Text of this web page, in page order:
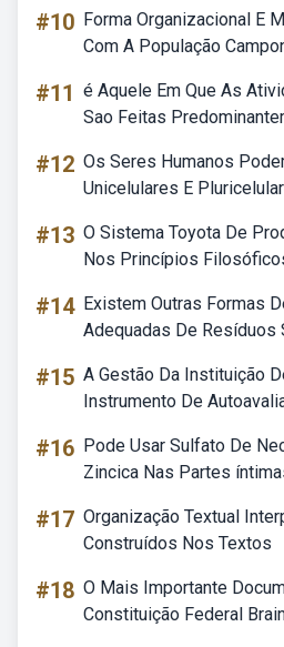
#10 Forma Organizacional E
Com A População
#11 é Aquele Em Que As
Sao Feitas
#12 Os Seres Humanos
Unicelulares E
#13 O Sistema Toyota De
Nos Princípios
#14 Existem Outras Formas
Adequadas De Resíduos
#15 A Gestão Da Instituição
Instrumento De
#16 Pode Usar Sulfato De
Zincica Nas Partes
#17 Organização Textual
Construídos Nos Textos
#18 O Mais Importante
Constituição Federal